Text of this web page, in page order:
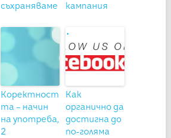
съхраняваме
кампания
Коректност
та – начин
на употреба,
2
Как
органично да
достигна до
по-голяма